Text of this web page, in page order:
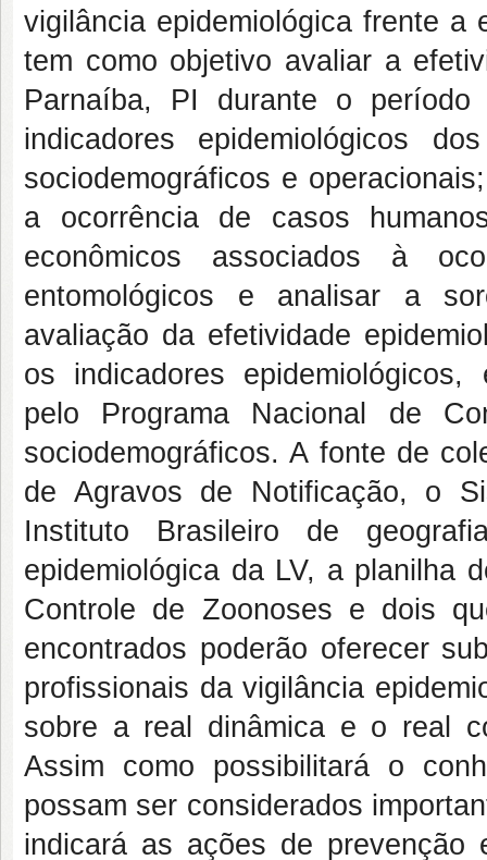
vigilância epidemiológica frente
tem como objetivo avaliar a
Parnaíba, PI durante o
indicadores epidemiológicos
sociodemográficos e
a ocorrência de casos
econômicos associados à
entomológicos e analisar a
avaliação da efetividade
os indicadores epidemiológicos,
pelo Programa Nacional de
sociodemográficos. A fonte de
de Agravos de Notificação, o
Instituto Brasileiro de
epidemiológica da LV, a planilha
Controle de Zoonoses e dois
encontrados poderão oferecer
profissionais da vigilância
sobre a real dinâmica e o real
Assim como possibilitará o
possam ser considerados
indicará as ações de prevenção